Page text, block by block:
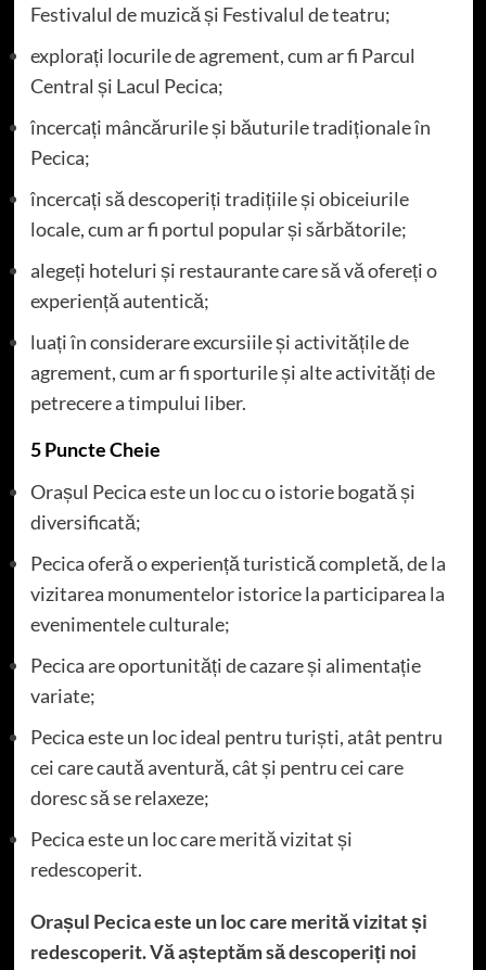
Festivalul de muzică și Festivalul de teatru;
explorați locurile de agrement, cum ar fi Parcul
Central și Lacul Pecica;
încercați mâncărurile și băuturile tradiționale în
Pecica;
încercați să descoperiți tradițiile și obiceiurile
locale, cum ar fi portul popular și sărbătorile;
alegeți hoteluri și restaurante care să vă ofereți o
experiență autentică;
luați în considerare excursiile și activitățile de
agrement, cum ar fi sporturile și alte activități de
petrecere a timpului liber.
5 Puncte Cheie
Orașul Pecica este un loc cu o istorie bogată și
diversificată;
Pecica oferă o experiență turistică completă, de la
vizitarea monumentelor istorice la participarea la
evenimentele culturale;
Pecica are oportunități de cazare și alimentație
variate;
Pecica este un loc ideal pentru turiști, atât pentru
cei care caută aventură, cât și pentru cei care
doresc să se relaxeze;
Pecica este un loc care merită vizitat și
redescoperit.
Orașul Pecica este un loc care merită vizitat și
redescoperit. Vă așteptăm să descoperiți noi